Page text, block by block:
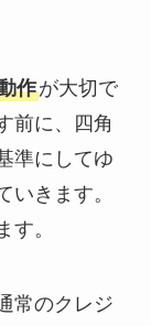
作が大切で
前に、四角
準にしてゆ
いきます。
す。
常のクレジ